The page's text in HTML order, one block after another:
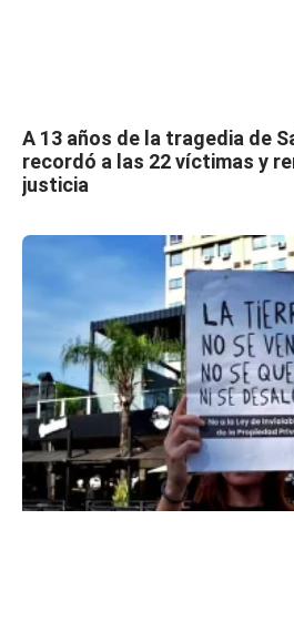
A 13 años de la tragedia de
recordó a las 22 víctimas y
justicia